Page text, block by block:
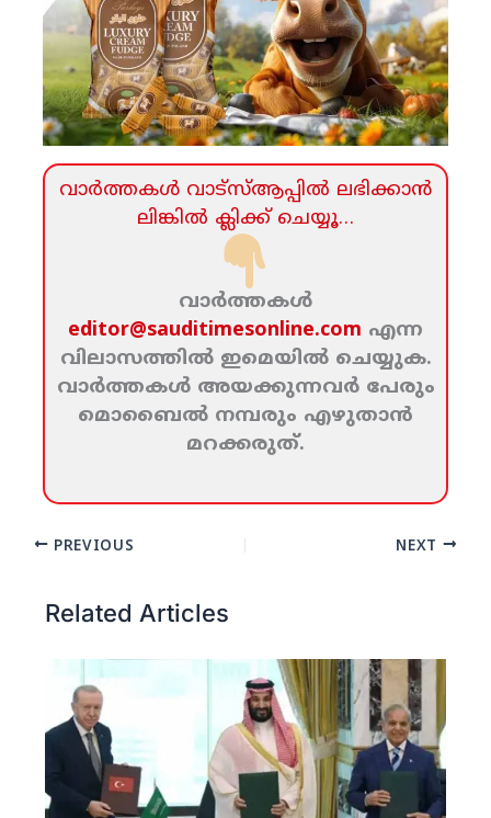
വാര്‍ത്തകള്‍ വാട്‌സ്‌ആപ്പില്‍ ലഭിക്കാന്‍
ലിങ്കില്‍ ക്ലിക്ക്‌ ചെയ്യൂ…
വാര്‍ത്തകള്‍
editor@sauditimesonline.com എന്ന
വിലാസത്തില്‍ ഇമെയില്‍ ചെയ്യുക.
വാര്‍ത്തകള്‍ അയക്കുന്നവര്‍ പേരും
മൊബൈല്‍ നമ്പരും എഴുതാന്‍
മറക്കരുത്‌.
PREVIOUS NEXT
Related Articles